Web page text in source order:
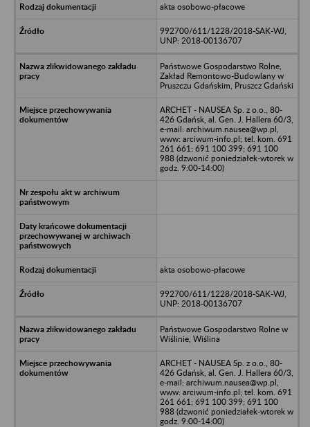
akta osobowo-płacowe
992700/611/1228/2018-SAK-WJ,
UNP: 2018-00136707
Państwowe Gospodarstwo Rolne,
Zakład Remontowo-Budowlany w
Pruszczu Gdańskim, Pruszcz Gdański
ARCHET - NAUSEA Sp. z o.o., 80-
426 Gdańsk, al. Gen. J. Hallera 60/3,
e-mail: archiwum.nausea@wp.pl,
www: arciwum-info.pl; tel. kom. 691
261 661; 691 100 399; 691 100
988 (dzwonić poniedziałek-wtorek w
godz. 9:00-14:00)
akta osobowo-płacowe
992700/611/1228/2018-SAK-WJ,
UNP: 2018-00136707
Państwowe Gospodarstwo Rolne w
Wiślinie, Wiślina
ARCHET - NAUSEA Sp. z o.o., 80-
426 Gdańsk, al. Gen. J. Hallera 60/3,
e-mail: archiwum.nausea@wp.pl,
www: arciwum-info.pl; tel. kom. 691
261 661; 691 100 399; 691 100
988 (dzwonić poniedziałek-wtorek w
godz. 9:00-14:00)